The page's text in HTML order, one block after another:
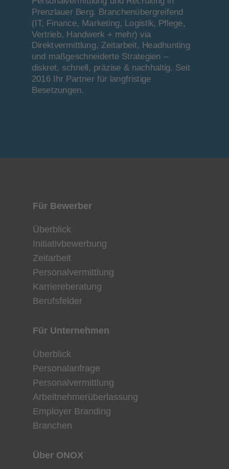
Prenzlauer Berg. Branchenübergreifend
(IT, Finance, Marketing, Logistik, Pflege,
Vertrieb, Handwerk + mehr) via
Direktvermittlung, Zeitarbeit, Headhunting
und maßgeschneiderte Strategien –
diskret, schnell, präzise & nachhaltig. Seit
2016 Ihr Partner für langfristige
Besetzungen.
Für Bewerber
Überblick
Initiativbewerbung
Zeitarbeit
Personalvermittlung
Karriereberatung
Berufsfelder
Für Unternehmen
Überblick
Personalanfrage
Personalvermittlung
Arbeitnehmerüberlassung
Employer Branding
Branchen
Über ONOX